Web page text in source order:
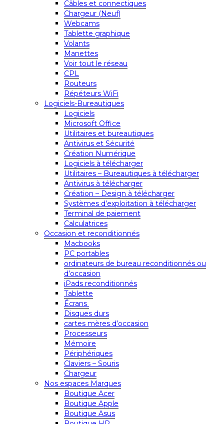
Câbles et connectiques
Chargeur (Neuf)
Webcams
Tablette graphique
Volants
Manettes
Voir tout le réseau
CPL
Routeurs
Répéteurs WiFi
Logiciels-Bureautiques
Logiciels
Microsoft Office
Utilitaires et bureautiques
Antivirus et Sécurité
Création Numérique
Logiciels à télécharger
Utilitaires – Bureautiques à télécharger
Antivirus à télécharger
Création – Design à télécharger
Systèmes d’exploitation à télécharger
Terminal de paiement
Calculatrices
Occasion et reconditionnés
Macbooks
PC portables
ordinateurs de bureau reconditionnés ou
d’occasion
iPads reconditionnés
Tablette
Écrans
Disques durs
cartes mères d’occasion
Processeurs
Mémoire
Périphériques
Claviers – Souris
Chargeur
Nos espaces Marques
Boutique Acer
Boutique Apple
Boutique Asus